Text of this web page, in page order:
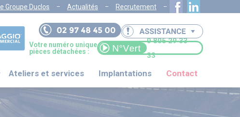
Le Groupe Duclos Actualités Recrutement
Votre numéro unique
pièces détachées :
0 805 29 33
33
Ateliers et services Implantations Contact